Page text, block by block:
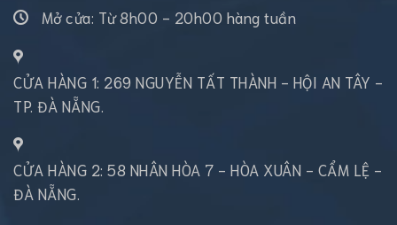
Mở cửa: Từ 8h00 - 20h00 hàng tuần
CỬA HÀNG 1: 269 NGUYỄN TẤT THÀNH - HỘI AN TÂY -
TP. ĐÀ NẴNG.
CỬA HÀNG 2: 58 NHÂN HÒA 7 - HÒA XUÂN - CẨM LỆ -
ĐÀ NẴNG.